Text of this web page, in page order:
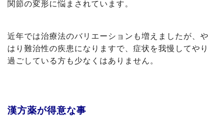
関節の変形に悩まされています。
近年では治療法のバリエーションも増えましたが、や
はり難治性の疾患になりますで、症状を我慢してやり
過ごしている方も少なくはありません。
漢方薬が得意な事